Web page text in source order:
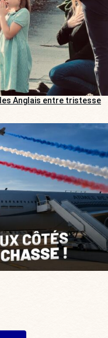
Anglais entre tristesse